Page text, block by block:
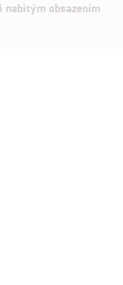
nabitým obsazením